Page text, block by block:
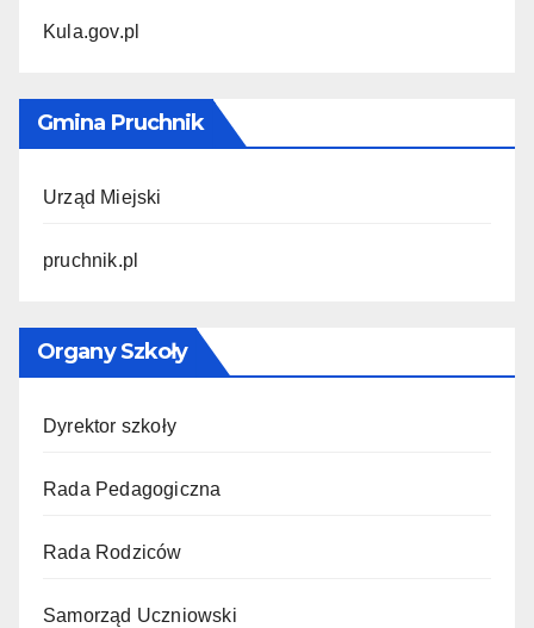
Kula.gov.pl
Gmina Pruchnik
Urząd Miejski
pruchnik.pl
Organy Szkoły
Dyrektor szkoły
Rada Pedagogiczna
Rada Rodziców
Samorząd Uczniowski